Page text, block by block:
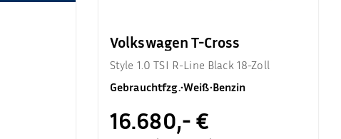
Volkswagen T-Cross
Style 1.0 TSI R-Line Black 18-Zoll
Gebrauchtfzg.•Weiß•Benzin
16.680,- €